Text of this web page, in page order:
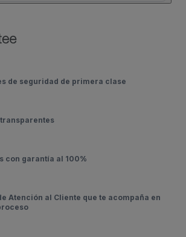
de seguridad de primera clase
con garantía al 100%
Atención al Cliente que te acompaña en